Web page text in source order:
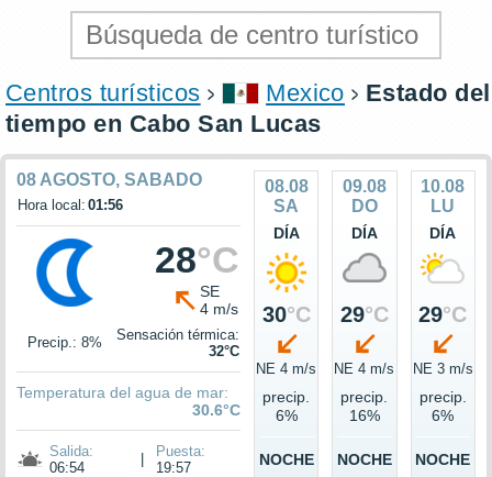
Centros turísticos Mexico
Estado del
tiempo en Cabo San Lucas
08 AGOSTO, SABADO
Hora local: 01:56
28°C
SE
4 m/s
Precip.: 8%
Sensación térmica:
32°C
Temperatura del agua de mar:
30.6°C
Salida:
06:54
Puesta:
19:57
08.08
SA
DÍA
30°C
NE 4 m/s
precip.
6%
NOCHE
09.08
DO
DÍA
29°C
NE 4 m/s
precip.
16%
NOCHE
10.08
LU
DÍA
29°C
NE 3 m/s
precip.
6%
NOCHE